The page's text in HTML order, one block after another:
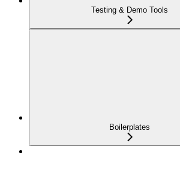
Testing & Demo Tools
Boilerplates